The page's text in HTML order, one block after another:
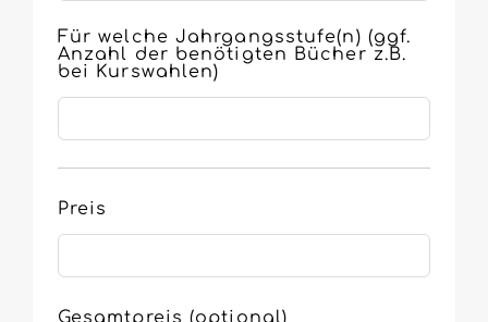
Für welche Jahrgangsstufe(n) (ggf.
Anzahl der benötigten Bücher z.B.
bei Kurswahlen)
Preis
Gesamtpreis (optional)